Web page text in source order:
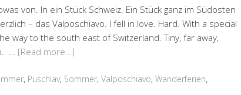
von. In ein Stück Schweiz. Ein Stück ganz im Südosten
– das Valposchiavo. I fell in love. Hard. With a special
way to the south east of Switzerland. Tiny, far away,
… [Read more…]
, Puschlav, Sommer, Valposchiavo, Wanderferien,